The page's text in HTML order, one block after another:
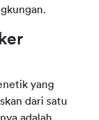
yang
dari satu